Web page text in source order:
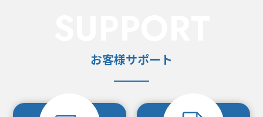
お客様サポート